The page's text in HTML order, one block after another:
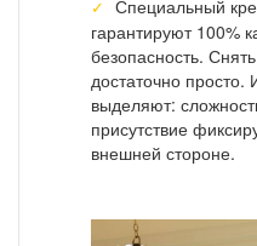
Специальный
гарантируют 100%
безопасность.
достаточно просто.
выделяют:
присутствие
внешней стороне.